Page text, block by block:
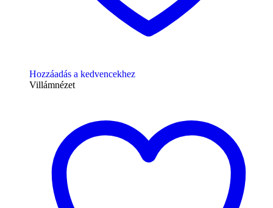
Hozzáadás a kedvencekhez
Villámnézet